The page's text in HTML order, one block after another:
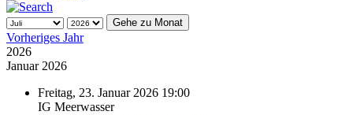
Gehe zu Monat
Vorheriges Jahr
2026
Januar 2026
Freitag, 23. Januar 2026 19:00
IG Meerwasser